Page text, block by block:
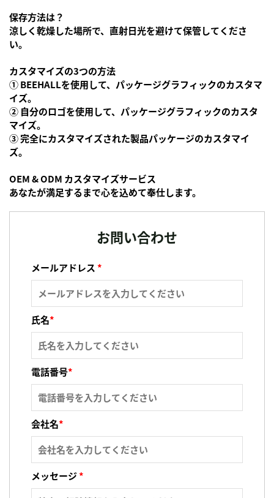
保存方法は？
涼しく乾燥した場所で、直射日光を避けて保管してくださ
い。
カスタマイズの3つの方法
① BEEHALLを使用して、パッケージグラフィックのカスタマ
イズ。
② 自分のロゴを使用して、パッケージグラフィックのカスタ
マイズ。
③ 完全にカスタマイズされた製品パッケージのカスタマイ
ズ。
OEM & ODM カスタマイズサービス
あなたが満足するまで心を込めて奉仕します。
お問い合わせ
メールアドレス*
氏名*
電話番号*
会社名*
メッセージ*